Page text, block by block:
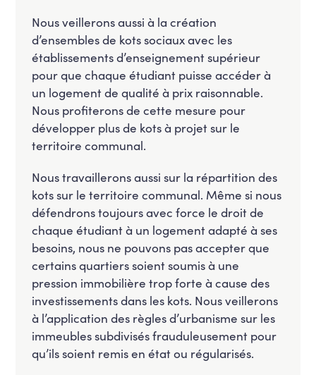
Nous veillerons aussi à la création
d’ensembles de kots sociaux avec les
établissements d’enseignement supérieur
pour que chaque étudiant puisse accéder à
un logement de qualité à prix raisonnable.
Nous profiterons de cette mesure pour
développer plus de kots à projet sur le
territoire communal.
Nous travaillerons aussi sur la répartition des
kots sur le territoire communal. Même si nous
défendrons toujours avec force le droit de
chaque étudiant à un logement adapté à ses
besoins, nous ne pouvons pas accepter que
certains quartiers soient soumis à une
pression immobilière trop forte à cause des
investissements dans les kots. Nous veillerons
à l’application des règles d’urbanisme sur les
immeubles subdivisés frauduleusement pour
qu’ils soient remis en état ou régularisés.